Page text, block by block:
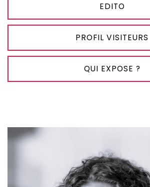
EDITO
PROFIL VISITEURS
QUI EXPOSE ?